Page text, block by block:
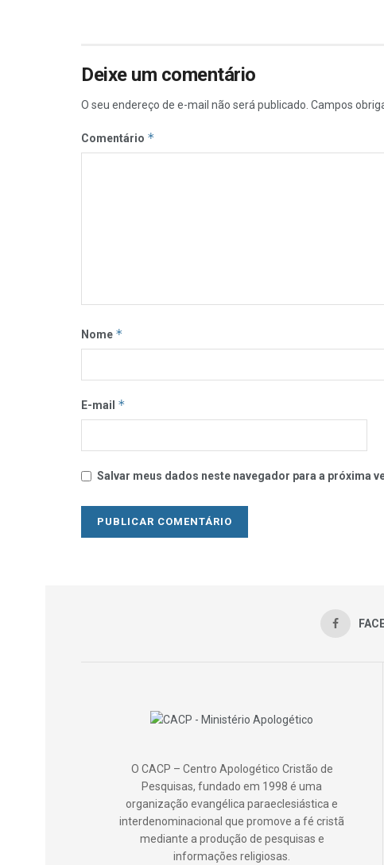
Deixe um comentário
O seu endereço de e-mail não será publicado. Campos
Comentário *
Nome *
E-mail *
Salvar meus dados neste navegador para a próxima
O CACP – Centro Apologético Cristão de
Pesquisas, fundado em 1998 é uma
organização evangélica paraeclesiástica e
interdenominacional que promove a fé cristã
mediante a produção de pesquisas e
informações religiosas.